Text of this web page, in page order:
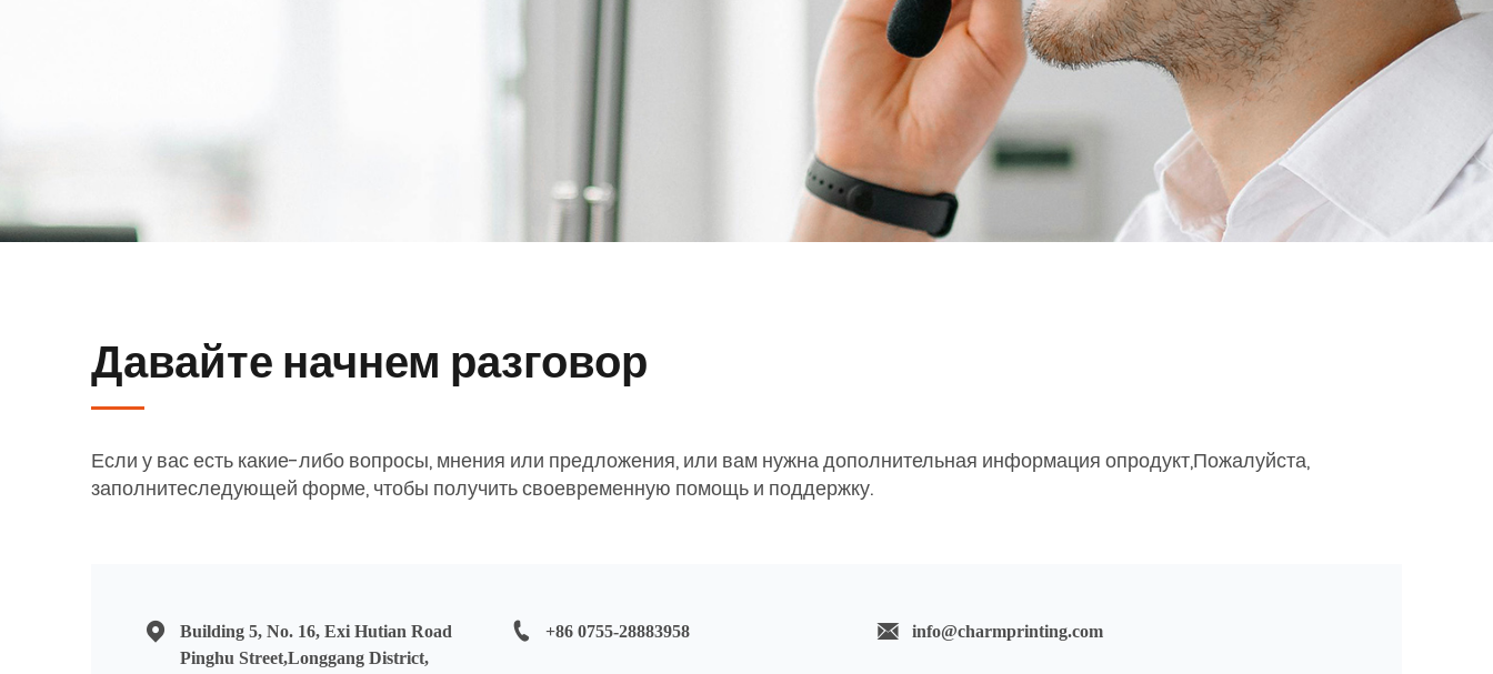
Давайте начнем разговор
Если у вас есть какие-либо вопросы, мнения или предложения, или вам нужна дополнительная информация опродукт,Пожалуйста,
заполнитеследующей форме, чтобы получить своевременную помощь и поддержку.
Building 5, No. 16, Exi Hutian Road
Pinghu Street,Longgang District,
+86 0755-28883958 info@charmprinting.com